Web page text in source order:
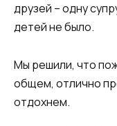
друзей – одну
детей не было.
Мы решили, что
общем, отлично
отдохнем.